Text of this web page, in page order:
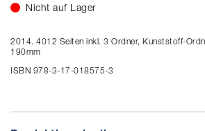
Nicht auf Lager
2014. 4012 Seiten inkl. 3 Ordner, Kunststoff-
190mm
ISBN 978-3-17-018575-3